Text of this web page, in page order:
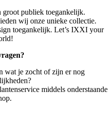
publiek toegankelijk.
wij onze unieke collectie.
toegankelijk. Let’s IXXI your
wat je zocht of zijn er nog
middels onderstaande